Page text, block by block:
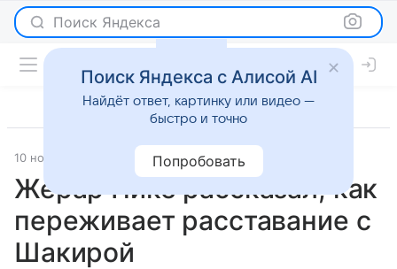
Поиск Яндекса
10 ноября 2023 Super.ru Светская жизнь
Жерар Пике рассказал, как
переживает расставание с
Шакирой
Поиск Яндекса с Алисой AI
Найдёт ответ, картинку или видео —
быстро и точно
Попробовать